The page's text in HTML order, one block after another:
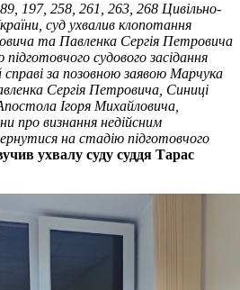
197, 258, 261, 263, 268 Цивільно-
суд ухвалив клопотання
та Павленка Сергія Петровича
судового засідання
справі за позовною заявою Марчука
Сергія Петровича, Синиці
Ігоря Михайловича,
про визнання недійсним
на стадію підготовчого
ухвалу суду суддя Тарас